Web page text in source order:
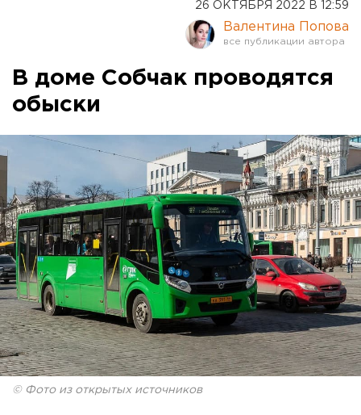
26 ОКТЯБРЯ 2022 В 12:59
Валентина Попова
В доме Собчак проводятся
обыски
© Фото из открытых источников